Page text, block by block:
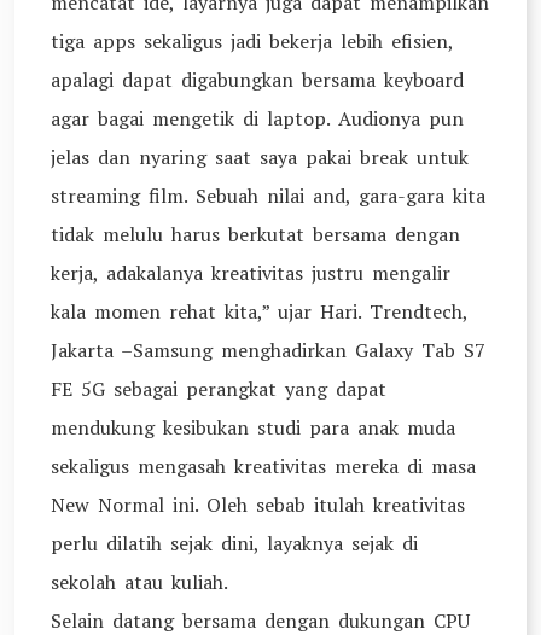
tiga apps sekaligus jadi bekerja lebih efisien,
apalagi dapat digabungkan bersama keyboard
agar bagai mengetik di laptop. Audionya pun
jelas dan nyaring saat saya pakai break untuk
streaming film. Sebuah nilai and, gara-gara kita
tidak melulu harus berkutat bersama dengan
kerja, adakalanya kreativitas justru mengalir
kala momen rehat kita,” ujar Hari. Trendtech,
Jakarta –Samsung menghadirkan Galaxy Tab S7
FE 5G sebagai perangkat yang dapat
mendukung kesibukan studi para anak muda
sekaligus mengasah kreativitas mereka di masa
New Normal ini. Oleh sebab itulah kreativitas
perlu dilatih sejak dini, layaknya sejak di
sekolah atau kuliah.
Selain datang bersama dengan dukungan CPU